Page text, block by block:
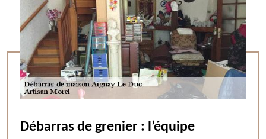
Débarras de grenier : l’équipe